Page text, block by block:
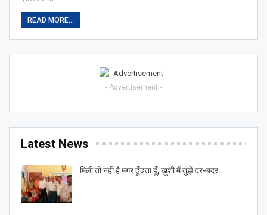
READ MORE...
- Advertisement -
Latest News
मिली तो नहीं है मगर ढूँढता हूँ, ख़ुशी मैं तुझे दर-बदर…